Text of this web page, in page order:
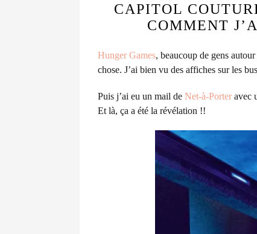
CAPITOL
COMMENT
Hunger Games, beaucoup de gens
chose. J’ai bien vu des affiches sur les
Puis j’ai eu un mail de Net-à-Porter avec
Et là, ça a été la révélation !!